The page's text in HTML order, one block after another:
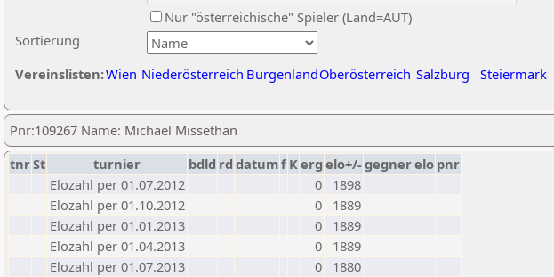
Sortierung
Nur "österreichische" Spieler (Land=AUT)
Vereinslisten:Wien Niederösterreich BurgenlandOberösterreich Salzburg Steiermark
Pnr:109267 Name: Michael Missethan
tnrSt turnier bdld rd datumf Kerg elo+/-gegnerelo pnr
Elozahl per 01.07.2012
0
1898
Elozahl per 01.10.2012
0
1889
Elozahl per 01.01.2013
0
1889
Elozahl per 01.04.2013
0
1889
Elozahl per 01.07.2013
0
1880